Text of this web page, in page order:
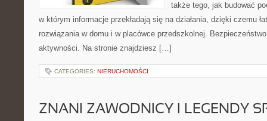
także tego, jak budować
w którym informacje przekładają się na działania, dzięki czemu
rozwiązania w domu i w placówce przedszkolnej.
aktywności. Na stronie znajdziesz […]
CATEGORIES: NIERUCHOMOŚCI
ZNANI ZAWODNICY I LEGENDY